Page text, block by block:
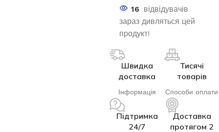
16 відвідувачів
зараз дивляться цей
продукт!
Швидка
доставка
Інформація
Тисячі
товарів
Способи оплати
Підтримка
24/7
Доставка
протягом 2